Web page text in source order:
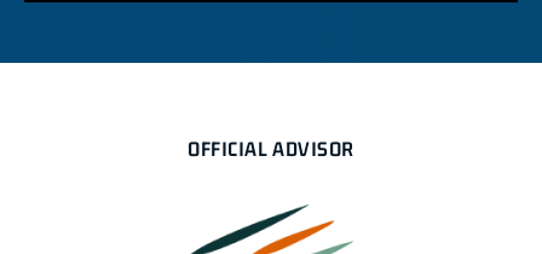
OFFICIAL ADVISOR